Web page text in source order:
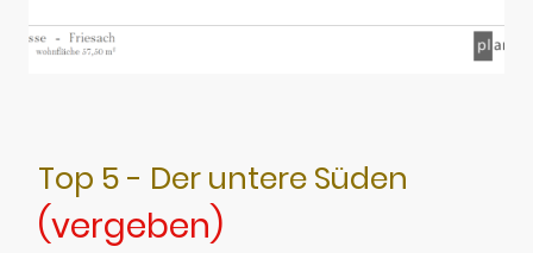
Top 5 - Der untere Süden
(vergeben)